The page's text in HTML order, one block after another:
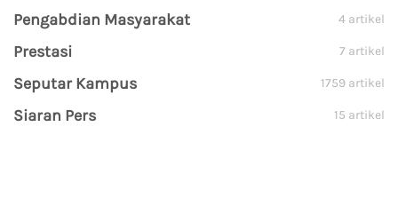
Pengabdian Masyarakat 4 artikel
Prestasi 7 artikel
Seputar Kampus 1759 artikel
Siaran Pers 15 artikel